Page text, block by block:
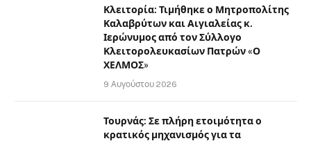
Κλειτορία: Τιμήθηκε ο Μητροπολίτης
Καλαβρύτων και Αιγιαλείας κ.
Ιερώνυμος από τον Σύλλογο
Κλειτορολευκασίων Πατρών «Ο
ΧΕΛΜΟΣ»
9 Αυγούστου 2026
Τουρνάς: Σε πλήρη ετοιμότητα ο
κρατικός μηχανισμός για τα